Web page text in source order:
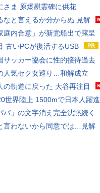
さま 原爆慰霊碑に供花
なと言えるか分からぬ 見解
庭内合意」が新党船出で露呈
古いPCが復活するUSB
サッカー協会に性的接待過去
人気セク女巡り…和解成立
の軌道に戻った 大谷再注目
世界陸上 1500mで日本人躍進
パ」の文字消え完全沈黙続く
言わないから同意では…見解